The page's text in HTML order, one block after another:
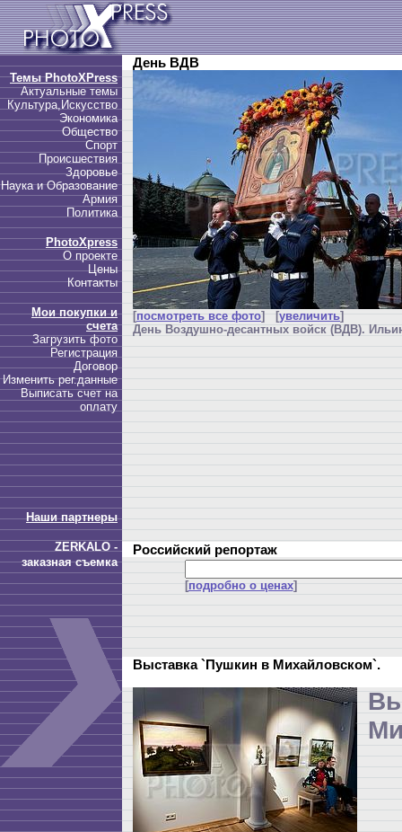
Темы PhotoXPress
Актуальные темы
Культура,Искусство
Экономика
Общество
Спорт
Происшествия
Здоровье
Наука и Образование
Армия
Политика
PhotoXpress
О проекте
Цены
Контакты
Мои покупки и
счета
Загрузить фото
Регистрация
Договор
Изменить рег.данные
Выписать счет на
оплату
Наши партнеры
ZERKALO -
заказная съемка
День ВДВ
[посмотреть все фото] [увеличить]
День Воздушно-десантных войск (ВДВ).
Российский репортаж
[подробно о ценах]
Выставка `Пушкин в Михайловском`.